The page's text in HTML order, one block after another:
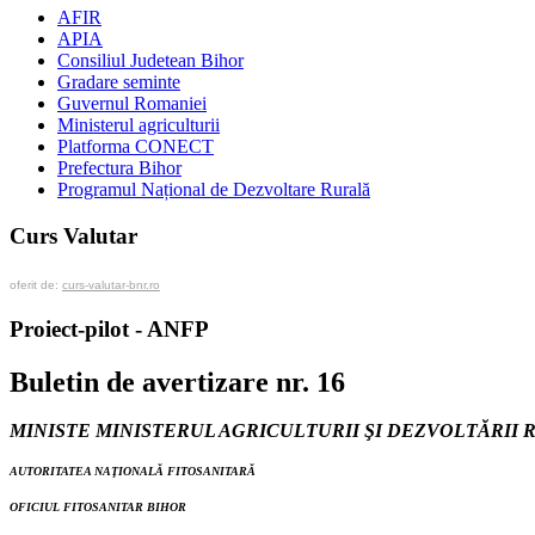
AFIR
APIA
Consiliul Judetean Bihor
Gradare seminte
Guvernul Romaniei
Ministerul agriculturii
Platforma CONECT
Prefectura Bihor
Programul Național de Dezvoltare Rurală
Curs Valutar
oferit de: curs-valutar-bnr.ro
Proiect-pilot - ANFP
Buletin de avertizare nr. 16
MINISTE MINISTERUL AGRICULTURIIŞI DEZVOLTĂRII
AUTORITATEA NAŢIONALĂ FITOSANITARĂ
OFICIUL FITOSANITAR BIHOR